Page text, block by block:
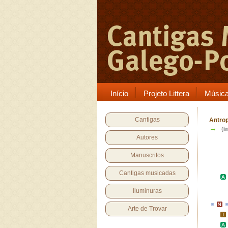
Início Projeto Littera
Cantigas
Autores
Manuscritos
Cantigas musicadas
Iluminuras
Arte de Trovar
→